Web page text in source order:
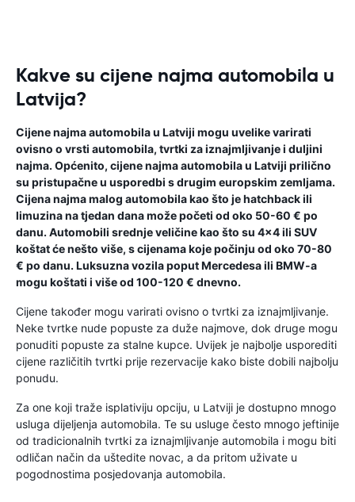
Kakve su cijene najma automobila u
Latvija?
Cijene najma automobila u Latviji mogu uvelike varirati
ovisno o vrsti automobila, tvrtki za iznajmljivanje i duljini
najma. Općenito, cijene najma automobila u Latviji prilično
su pristupačne u usporedbi s drugim europskim zemljama.
Cijena najma malog automobila kao što je hatchback ili
limuzina na tjedan dana može početi od oko 50-60 € po
danu. Automobili srednje veličine kao što su 4x4 ili SUV
koštat će nešto više, s cijenama koje počinju od oko 70-80
€ po danu. Luksuzna vozila poput Mercedesa ili BMW-a
mogu koštati i više od 100-120 € dnevno.
Cijene također mogu varirati ovisno o tvrtki za iznajmljivanje.
Neke tvrtke nude popuste za duže najmove, dok druge mogu
ponuditi popuste za stalne kupce. Uvijek je najbolje usporediti
cijene različitih tvrtki prije rezervacije kako biste dobili najbolju
ponudu.
Za one koji traže isplativiju opciju, u Latviji je dostupno mnogo
usluga dijeljenja automobila. Te su usluge često mnogo jeftinije
od tradicionalnih tvrtki za iznajmljivanje automobila i mogu biti
odličan način da uštedite novac, a da pritom uživate u
pogodnostima posjedovanja automobila.